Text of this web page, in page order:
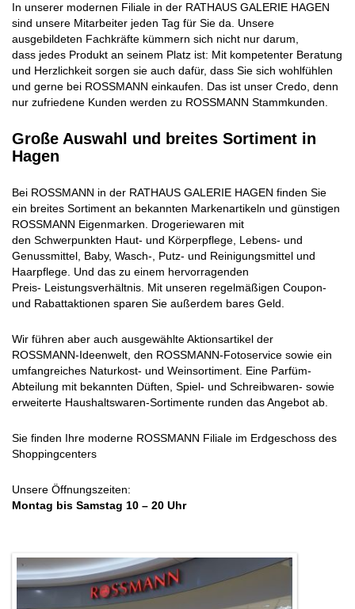
In unserer modernen Filiale in der RATHAUS GALERIE HAGEN
sind unsere Mitarbeiter jeden Tag für Sie da. Unsere
ausgebildeten Fachkräfte kümmern sich nicht nur darum,
dass jedes Produkt an seinem Platz ist: Mit kompetenter Beratung
und Herzlichkeit sorgen sie auch dafür, dass Sie sich wohlfühlen
und gerne bei ROSSMANN einkaufen. Das ist unser Credo, denn
nur zufriedene Kunden werden zu ROSSMANN Stammkunden.
Große Auswahl und breites Sortiment in
Hagen
Bei ROSSMANN in der RATHAUS GALERIE HAGEN finden Sie
ein breites Sortiment an bekannten Markenartikeln und günstigen
ROSSMANN Eigenmarken. Drogeriewaren mit
den Schwerpunkten Haut- und Körperpflege, Lebens- und
Genussmittel, Baby, Wasch-, Putz- und Reinigungsmittel und
Haarpflege. Und das zu einem hervorragenden
Preis- Leistungsverhältnis. Mit unseren regelmäßigen Coupon-
und Rabattaktionen sparen Sie außerdem bares Geld.
Wir führen aber auch ausgewählte Aktionsartikel der
ROSSMANN-Ideenwelt, den ROSSMANN-Fotoservice sowie ein
umfangreiches Naturkost- und Weinsortiment. Eine Parfüm-
Abteilung mit bekannten Düften, Spiel- und Schreibwaren- sowie
erweiterte Haushaltswaren-Sortimente runden das Angebot ab.
Sie finden Ihre moderne ROSSMANN Filiale im Erdgeschoss des
Shoppingcenters
Unsere Öffnungszeiten:
Montag bis Samstag 10 – 20 Uhr